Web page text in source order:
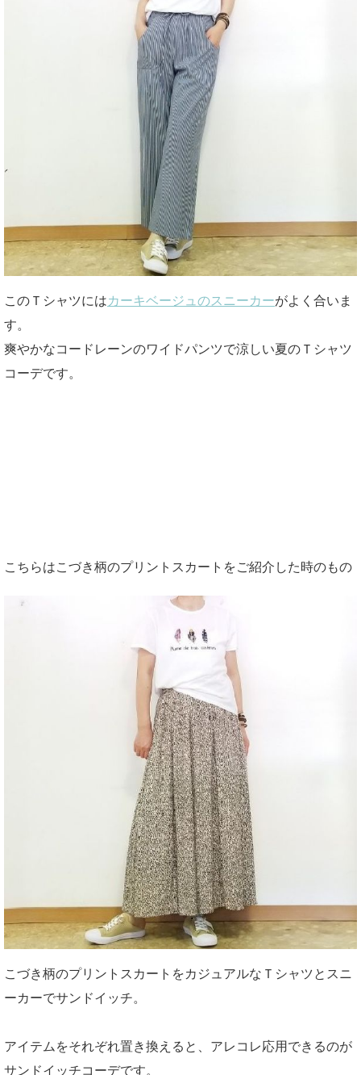
このＴシャツにはカーキベージュのスニーカーがよく合いま
す。
爽やかなコードレーンのワイドパンツで涼しい夏のＴシャツ
コーデです。
こちらはこづき柄のプリントスカートをご紹介した時のもの
こづき柄のプリントスカートをカジュアルなＴシャツとスニ
ーカーでサンドイッチ。
アイテムをそれぞれ置き換えると、アレコレ応用できるのが
サンドイッチコーデです。